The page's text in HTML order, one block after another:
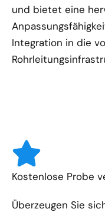
und bietet eine
Integration in die
Kostenlose Probe
Überzeugen Sie